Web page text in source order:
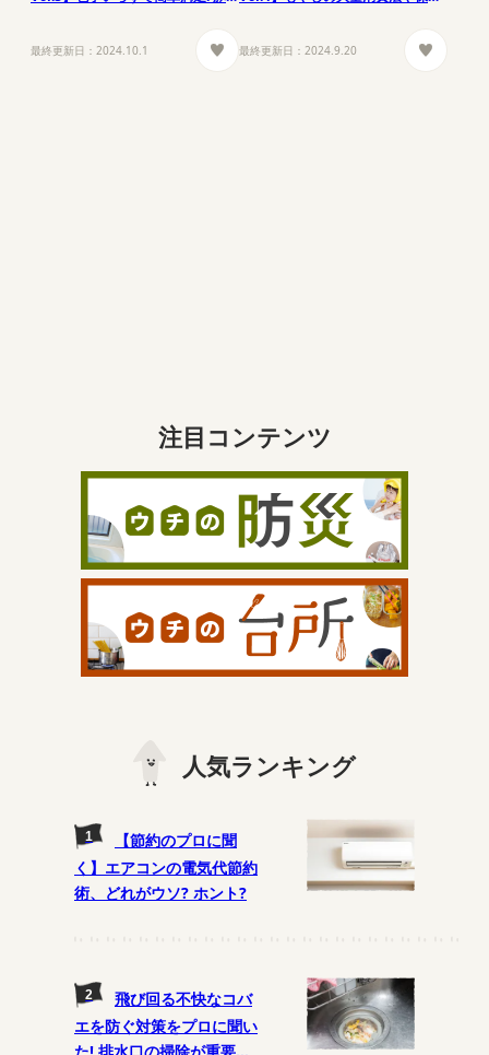
最終更新日： 2024.10.1 最終更新日： 2024.9.20
注目コンテンツ
人気ランキング
【節約のプロに聞
く】エアコンの電気代節約
術、どれがウソ? ホント?
飛び回る不快なコバ
エを防ぐ対策をプロに聞い